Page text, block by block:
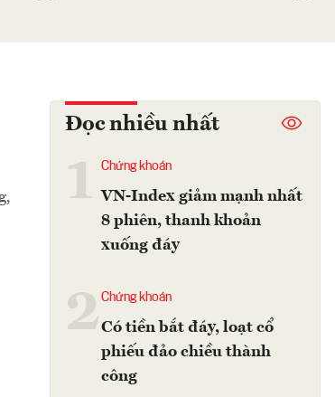
Đọc nhiều nhất
Chứng khoán
VN-Index giảm mạnh nhất
8 phiên, thanh khoản
xuống đáy
2Chứng khoán
Có tiền bắt đáy, loạt cổ
phiếu đảo chiều thành
công